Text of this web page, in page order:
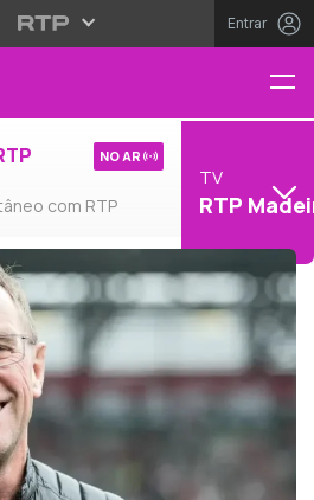
Entrar
com RTP
NO AR
TV
RTP